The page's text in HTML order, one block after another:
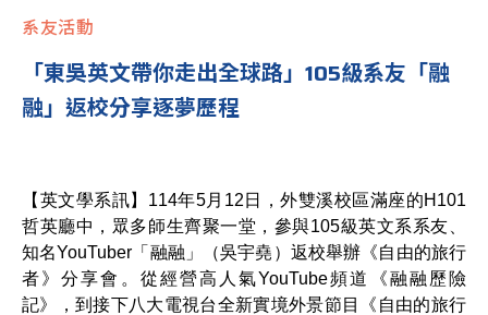
系友活動
「東吳英文帶你走出全球路」105級系友「融
融」返校分享逐夢歷程
【英文學系訊】114年5月12日，外雙溪校區滿座的H101
哲英廳中，眾多師生齊聚一堂，參與105級英文系系友、
知名YouTuber「融融」（吳宇堯）返校舉辦《自由的旅行
者》分享會。從經營高人氣YouTube頻道《融融歷險
記》，到接下八大電視台全新實境外景節目《自由的旅行